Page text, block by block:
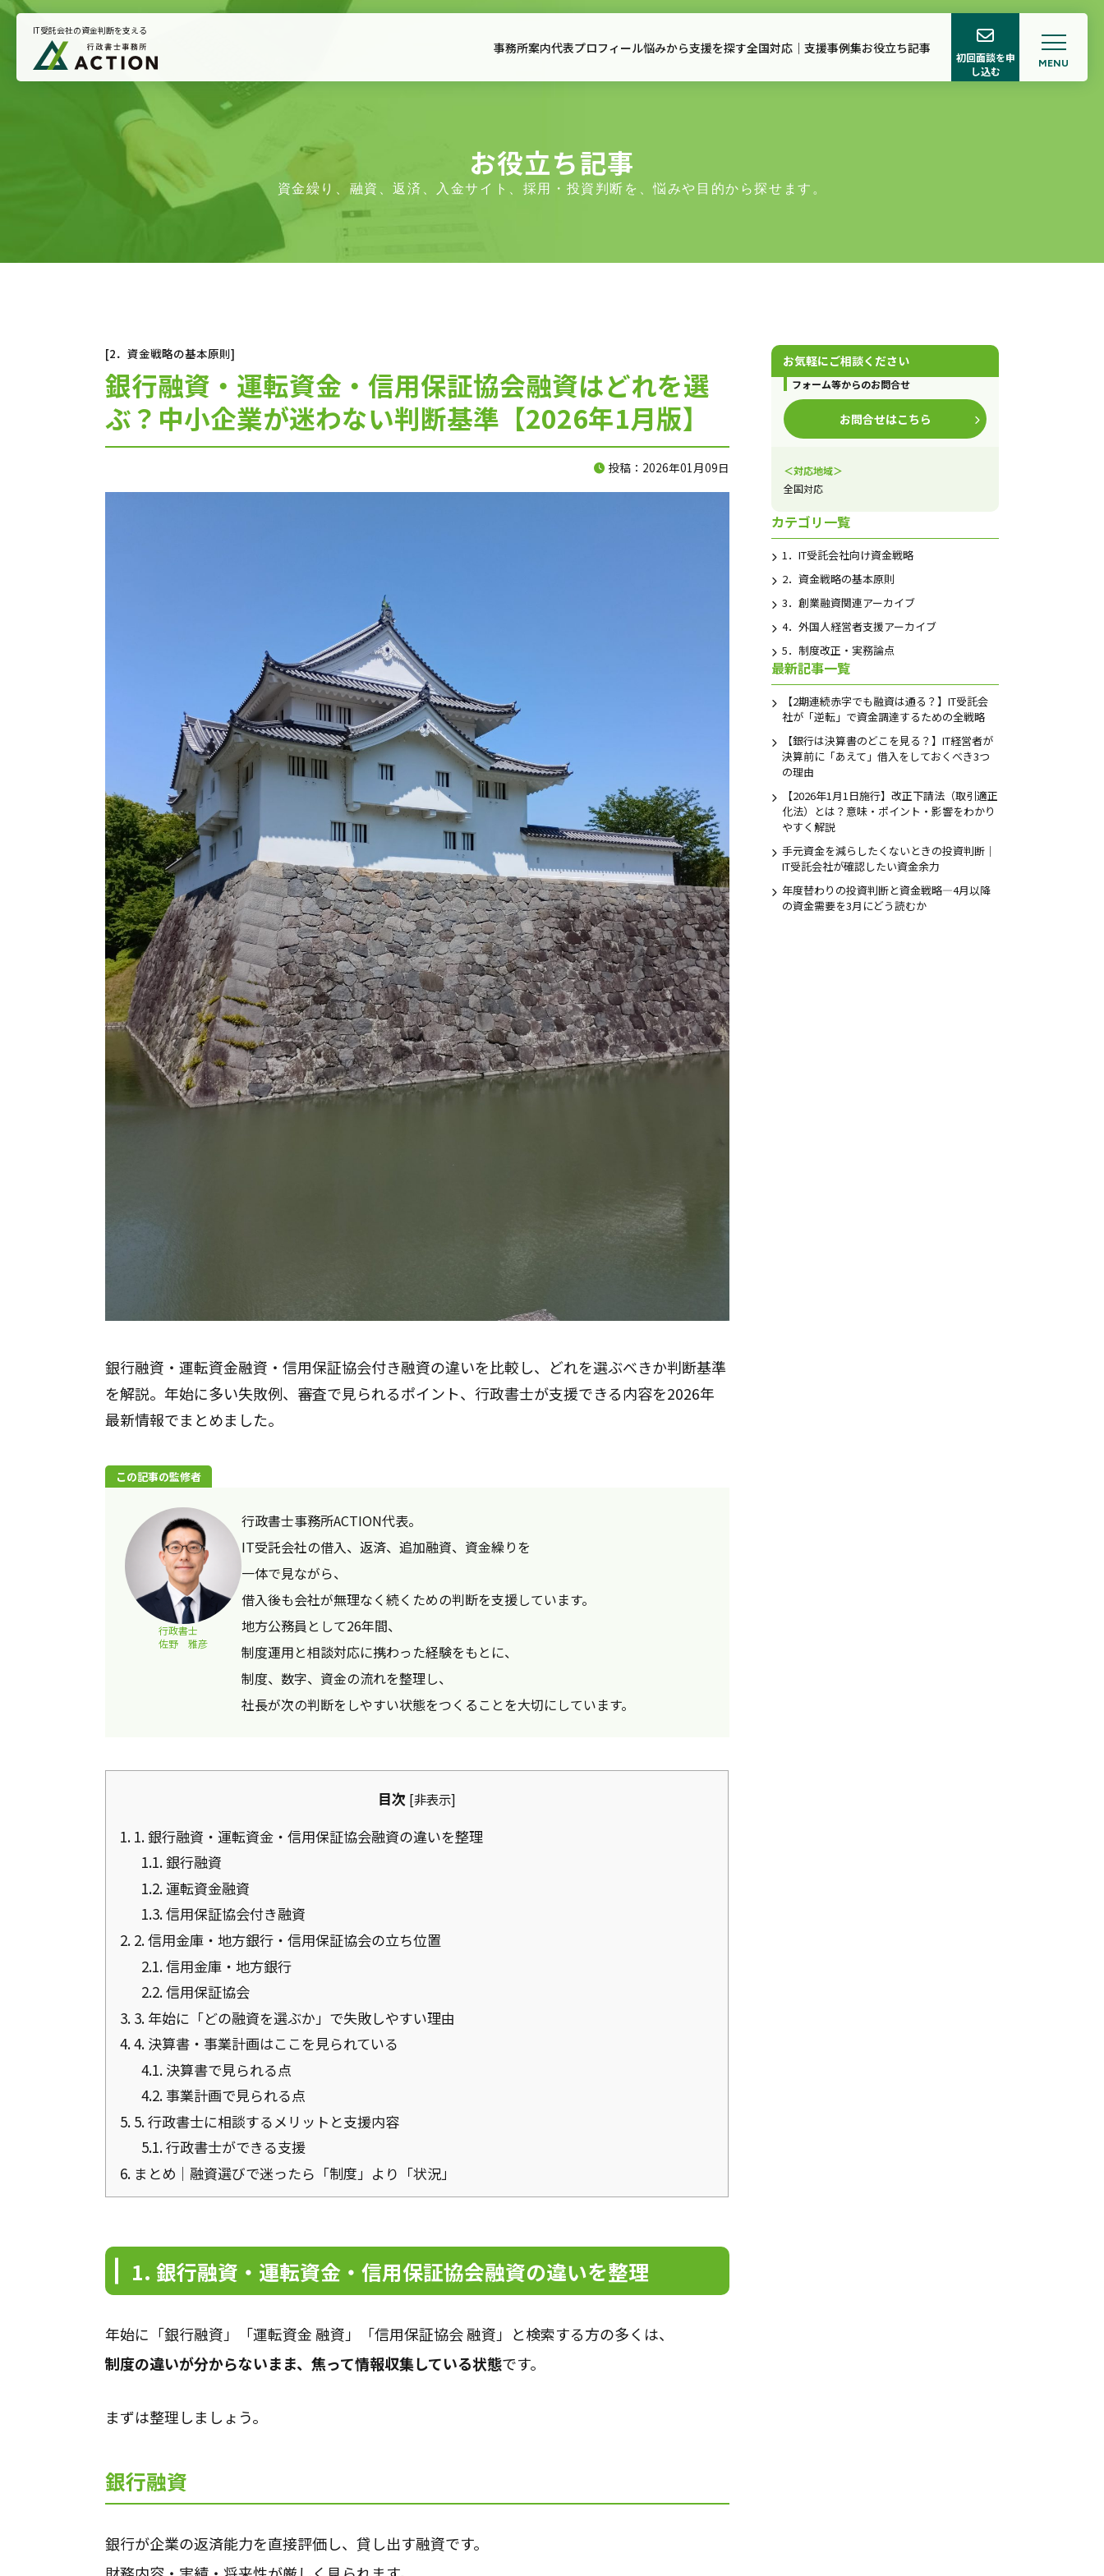
IT受託会社の資金判断を支える
事務所案内
事務所案内
代表プロフィール悩みから支援を探す
サービス一覧
全国対応｜支援事例集お役立ち記事
初回面談を申
し込む
MENU
お役立ち記事
資金繰り、融資、返済、入金サイト、採用・投資判断を、悩みや目的から探せます。
[2．資金戦略の基本原則]
銀行融資・運転資金・信用保証協会融資はどれを選
ぶ？中小企業が迷わない判断基準【2026年1月版】
投稿：2026年01月09日
銀行融資・運転資金融資・信用保証協会付き融資の違いを比較し、どれを選ぶべきか判断基準
を解説。年始に多い失敗例、審査で見られるポイント、行政書士が支援できる内容を2026年
最新情報でまとめました。
この記事の監修者
行政書士
佐野 雅彦
行政書士事務所ACTION代表。
IT受託会社の借入、返済、追加融資、資金繰りを
一体で見ながら、
借入後も会社が無理なく続くための判断を支援しています。
地方公務員として26年間、
制度運用と相談対応に携わった経験をもとに、
制度、数字、資金の流れを整理し、
社長が次の判断をしやすい状態をつくることを大切にしています。
目次 [非表示]
1. 1. 銀行融資・運転資金・信用保証協会融資の違いを整理
1.1.銀行融資
1.2.運転資金融資
1.3.信用保証協会付き融資
2. 2. 信用金庫・地方銀行・信用保証協会の立ち位置
2.1.信用金庫・地方銀行
2.2.信用保証協会
3. 3. 年始に「どの融資を選ぶか」で失敗しやすい理由
4.4. 決算書・事業計画はここを見られている
4.1.決算書で見られる点
4.2.事業計画で見られる点
5. 5. 行政書士に相談するメリットと支援内容
5.1.行政書士ができる支援
6. まとめ｜融資選びで迷ったら「制度」より「状況」
1. 銀行融資・運転資金・信用保証協会融資の違いを整理
年始に「銀行融資」「運転資金 融資」「信用保証協会 融資」と検索する方の多くは、
制度の違いが分からないまま、焦って情報収集している状態です。
まずは整理しましょう。
銀行融資
銀行が企業の返済能力を直接評価し、貸し出す融資です。
お気軽にご相談ください
フォーム等からのお問合せ
お問合せはこちら
＜対応地域＞
全国対応
カテゴリ一覧
1．IT受託会社向け資金戦略
2．資金戦略の基本原則
3．創業融資関連アーカイブ
4．外国人経営者支援アーカイブ
5．制度改正・実務論点
最新記事一覧
【2期連続赤字でも融資は通る？】IT受託会
社が「逆転」で資金調達するための全戦略
【銀行は決算書のどこを見る？】IT経営者が
決算前に「あえて」借入をしておくべき3つ
の理由
【2026年1月1日施行】改正下請法（取引適正
化法）とは？意味・ポイント・影響をわかり
やすく解説
手元資金を減らしたくないときの投資判断｜
IT受託会社が確認したい資金余力
年度替わりの投資判断と資金戦略―4月以降
の資金需要を3月にどう読むか
トップページ
悩みから支援を探す
お知らせ
プライバシーポリシー
初回相談のご案内
120分で、資金の不安を整理します。
入金、支払い、返済、採用、投資。
複雑につながった資金の悩みを、
120分のオンライン面談で整理します。
社長が見返せる判断材料を残します。
🍃ご相談方法について
◎現在、電話相談は承っておりません。
お手数ですが、問い合わせフォームからご相談ください。
メールでのお問合せ
24時間365日受付
対応地域
全国対応